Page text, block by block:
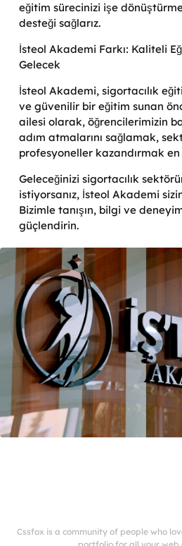
eğitim sürecinizi işe
desteği sağlarız.
İsteol Akademi Farkı: Kaliteli
Gelecek
İsteol Akademi, sigortacılık
ve güvenilir bir eğitim sunan
ailesi olarak, öğrencilerimizin
adım atmalarını sağlamak,
profesyoneller kazandırmak
Geleceğinizi sigortacılık
istiyorsanız, İsteol Akademi
Bizimle tanışın, bilgi ve
güçlendirin.
Cssfox is a community of people who